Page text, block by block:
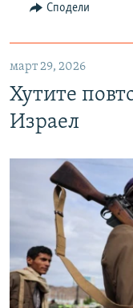
Сподели
март 29, 2026
Хутите
Израел